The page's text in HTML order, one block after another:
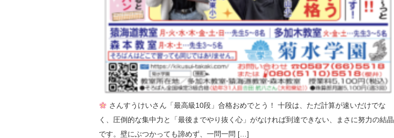
さんすうけいさん「最高級10段」合格おめでとう！ 十段は、ただ計算が速いだけでな
く、圧倒的な集中力と「最後までやり抜く心」がなければ到達できない、まさに努力の結晶
です。壁にぶつかっても諦めず、一問一問 […]